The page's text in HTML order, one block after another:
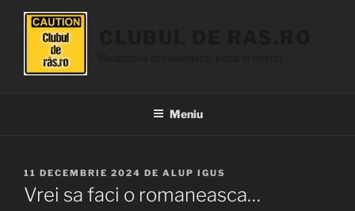
conținut
Meniu
PUBLICAT
PE
11 DECEMBRIE 2024 DE ALUP IGUS
Vrei sa faci o romaneasca…